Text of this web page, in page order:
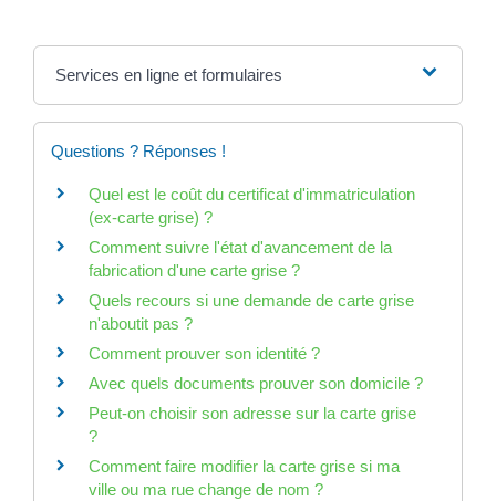
Services en ligne et formulaires
Questions ? Réponses !
Quel est le coût du certificat d'immatriculation
(ex-carte grise) ?
Comment suivre l'état d'avancement de la
fabrication d'une carte grise ?
Quels recours si une demande de carte grise
n'aboutit pas ?
Comment prouver son identité ?
Avec quels documents prouver son domicile ?
Peut-on choisir son adresse sur la carte grise
?
Comment faire modifier la carte grise si ma
ville ou ma rue change de nom ?